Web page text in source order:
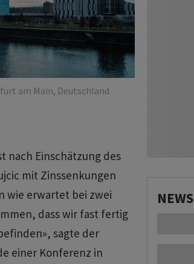
am Main, Deutschland
nach Einschätzung des
mit Zinssenkungen
wie erwartet bei zwei
dass wir fast fertig
sagte der
einer Konferenz in
NEWS